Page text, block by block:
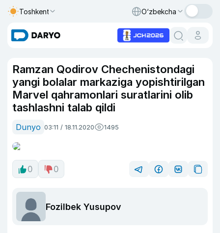
Toshkent O‘zbekcha
Ramzan Qodirov Chechenistondagi
yangi bolalar markaziga yopishtirilgan
Marvel qahramonlari suratlarini olib
tashlashni talab qildi
Dunyo 03:11 / 18.11.2020 1495
0 0
Fozilbek Yusupov